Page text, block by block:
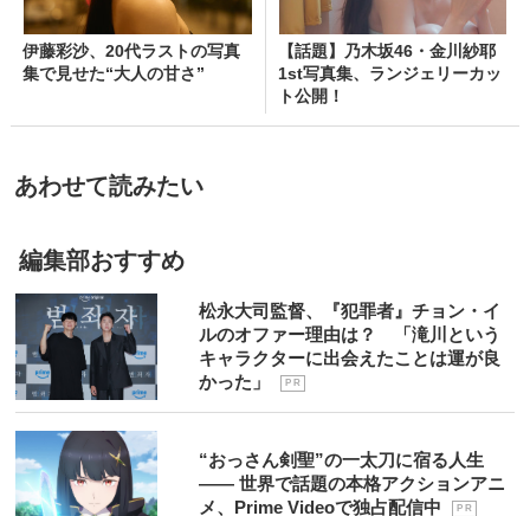
伊藤彩沙、20代ラストの写真
集で見せた“大人の甘さ”
【話題】乃木坂46・金川紗耶
1st写真集、ランジェリーカッ
ト公開！
あわせて読みたい
編集部おすすめ
松永大司監督、『犯罪者』チョン・イ
ルのオファー理由は？ 「滝川という
キャラクターに出会えたことは運が良
かった」
P R
“おっさん剣聖”の一太刀に宿る人生
―― 世界で話題の本格アクションアニ
メ、Prime Videoで独占配信中
P R